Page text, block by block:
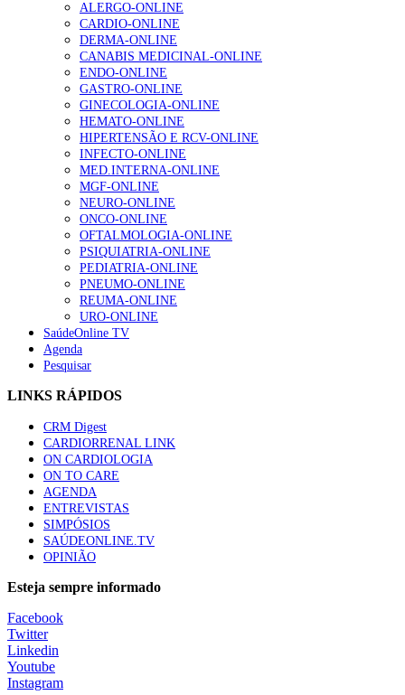
ALERGO-ONLINE
CARDIO-ONLINE
DERMA-ONLINE
CANABIS MEDICINAL-ONLINE
ENDO-ONLINE
GASTRO-ONLINE
GINECOLOGIA-ONLINE
HEMATO-ONLINE
HIPERTENSÃO E RCV-ONLINE
INFECTO-ONLINE
MED.INTERNA-ONLINE
MGF-ONLINE
NEURO-ONLINE
ONCO-ONLINE
OFTALMOLOGIA-ONLINE
PSIQUIATRIA-ONLINE
PEDIATRIA-ONLINE
PNEUMO-ONLINE
REUMA-ONLINE
URO-ONLINE
SaúdeOnline TV
Agenda
Pesquisar
LINKS RÁPIDOS
CRM Digest
CARDIORRENAL LINK
ON CARDIOLOGIA
ON TO CARE
AGENDA
ENTREVISTAS
SIMPÓSIOS
SAÚDEONLINE.TV
OPINIÃO
Esteja sempre informado
Facebook
Twitter
Linkedin
Youtube
Instagram